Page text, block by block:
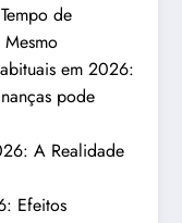
de
em 2026:
pode
A Realidade
Efeitos